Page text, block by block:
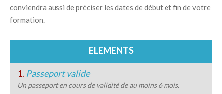
conviendra aussi de préciser les dates de début et fin de votre
formation.
ELEMENTS
1. Passeport valide
Un passeport en cours de validité de au moins 6 mois.